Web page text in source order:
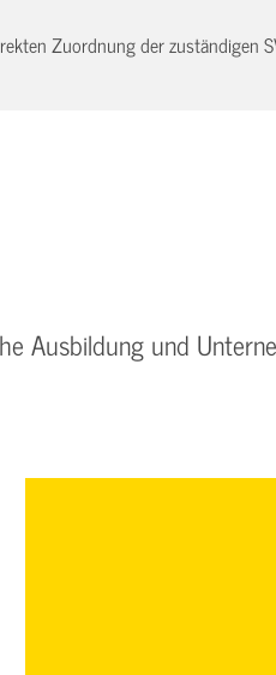
Zuordnung der zuständigen
Ausbildung und